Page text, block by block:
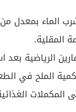
بمعدل من 6 لـ 8 أكواب في اليوم.
المقلية.
الرياضية
الملح في
المكملات